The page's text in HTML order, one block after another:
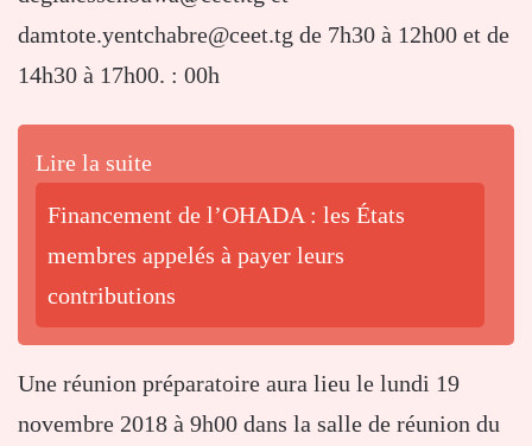
damtote.yentchabre@ceet.tg de 7h30 à 12h00 et de
14h30 à 17h00. : 00h
Lire la suite
Financement de l’OHADA : les États
membres appelés à payer leurs
contributions
Une réunion préparatoire aura lieu le lundi 19
novembre 2018 à 9h00 dans la salle de réunion du